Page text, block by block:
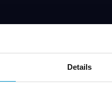
Details